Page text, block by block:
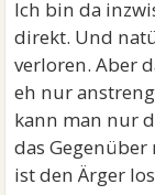
Ich bin da
direkt. Und
verloren. Aber
eh nur
kann man nur
das
ist den Ärger